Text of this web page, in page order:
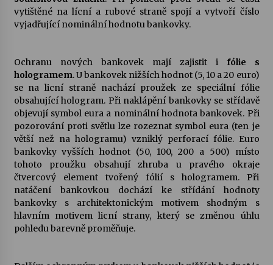
vytištěné na lícní a rubové straně spojí a vytvoří číslo
vyjadřující nominální hodnotu bankovky.
Ochranu nových bankovek mají zajistit i fólie s
hologramem. U bankovek nižších hodnot (5, 10 a 20 euro)
se na licní straně nachází proužek ze speciální fólie
obsahující hologram. Při naklápění bankovky se střídavě
objevují symbol eura a nominální hodnota bankovek. Při
pozorování proti světlu lze rozeznat symbol eura (ten je
větší než na hologramu) vzniklý perforací fólie. Euro
bankovky vyšších hodnot (50, 100, 200 a 500) místo
tohoto proužku obsahují zhruba u pravého okraje
čtvercový element tvořený fólií s hologramem. Při
natáčení bankovkou dochází ke střídání hodnoty
bankovky s architektonickým motivem shodným s
hlavním motivem licní strany, který se změnou úhlu
pohledu barevně proměňuje.